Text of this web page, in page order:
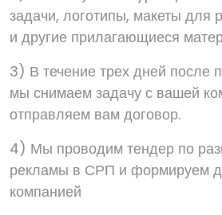
задачи, логотипы, макеты для
и другие прилагающиеся
3) В течение трех дней после
мы снимаем задачу с вашей
отправляем вам договор.
4) Мы проводим тендер по
рекламы в СРП и формируем
компанией